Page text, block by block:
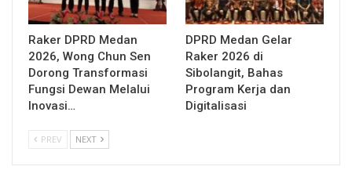
Raker DPRD Medan
2026, Wong Chun Sen
Dorong Transformasi
Fungsi Dewan Melalui
Inovasi…
DPRD Medan Gelar
Raker 2026 di
Sibolangit, Bahas
Program Kerja dan
Digitalisasi
PREV NEXT